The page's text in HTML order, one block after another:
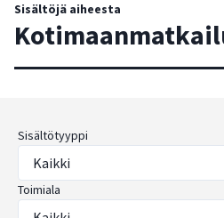
Sisältöjä aiheesta
Sisältötyyppi
Toimiala